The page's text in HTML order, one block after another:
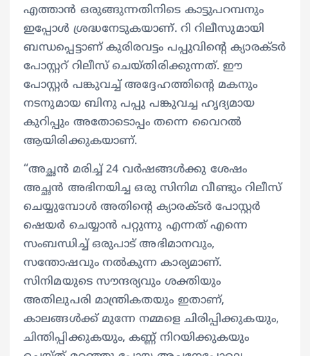
എത്താൻ ഒരുങ്ങുന്നതിനിടെ കാട്ടുപറമ്പനും
ഇപ്പോൾ ശ്രദ്ധനേടുകയാണ്. റി റിലീസുമായി
ബന്ധപ്പെട്ടാണ് കുരിരവട്ടം പപ്പുവിന്റെ ക്യാരക്ടർ
പോസ്റ്ററ്‍ റിലീസ് ചെയ്തിരിക്കുന്നത്. ഈ
പോസ്റ്റർ പങ്കുവച്ച് അദ്ദേഹത്തിന്റെ മകനും
നടനുമായ ബിനു പപ്പു പങ്കുവച്ച ഹൃദ്യമായ
കുറിപ്പും അതോടൊപ്പം തന്നെ വൈറൽ
ആയിരിക്കുകയാണ്.
“അച്ഛൻ മരിച്ച് 24 വർഷങ്ങൾക്കു ശേഷം
അച്ഛൻ അഭിനയിച്ച ഒരു സിനിമ വീണ്ടും റിലീസ്
ചെയ്യുമ്പോൾ അതിൻ്റെ ക്യാരക്ടർ പോസ്റ്റർ
ഷെയർ ചെയ്യാൻ പറ്റുന്നു എന്നത് എന്നെ
സംബന്ധിച്ച് ഒരുപാട് അഭിമാനവും,
സന്തോഷവും നൽകുന്ന കാര്യമാണ്.
സിനിമയുടെ സൗന്ദര്യവും ശക്തിയും
അതിലുപരി മാന്ത്രികതയും ഇതാണ്,
കാലങ്ങൾക്ക് മുന്നേ നമ്മളെ ചിരിപ്പിക്കുകയും,
ചിന്തിപ്പിക്കുകയും, കണ്ണ് നിറയിക്കുകയും